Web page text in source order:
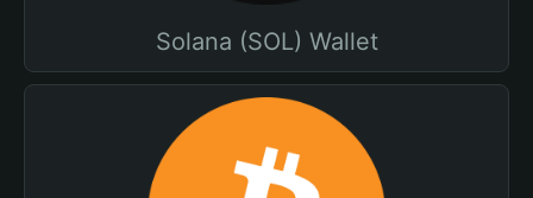
Solana (SOL) Wallet